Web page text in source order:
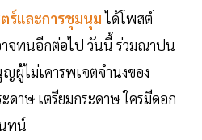
ร์และการชุมนุมได้โพสต์
าจทนอีกต่อไป วันนี้ ร่วมณาปน
ผู้ไม่เคารพเจตจำนงของ
ดาษ เตรียมกระดาษ ใครมีดอก
ทน์